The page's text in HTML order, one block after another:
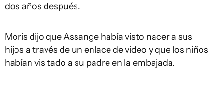
dos años después.
Moris dijo que Assange había visto nacer a sus
hijos a través de un enlace de video y que los niños
habían visitado a su padre en la embajada.